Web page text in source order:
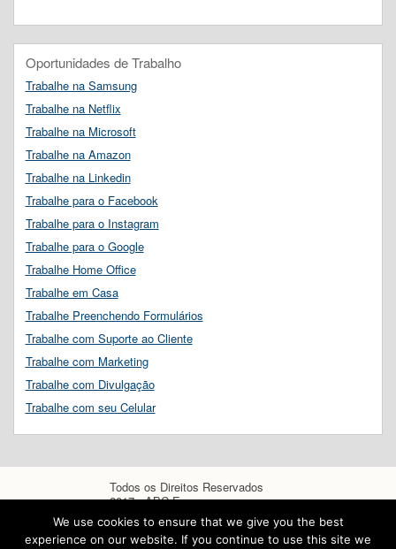
Oportunidades de Trabalho
Trabalhe na Samsung
Trabalhe na Netflix
Trabalhe na Microsoft
Trabalhe na Amazon
Trabalhe na Linkedin
Trabalhe para o Facebook
Trabalhe para o Instagram
Trabalhe para o Google
Trabalhe Home Office
Trabalhe em Casa
Trabalhe Preenchendo Formulários
Trabalhe com Suporte ao Cliente
Trabalhe com Marketing
Trabalhe com Divulgação
Trabalhe com seu Celular
Todos os Direitos Reservados
2017 - ABC Empregos
We use cookies to ensure that we give you the best
experience on our website. If you continue to use this site we